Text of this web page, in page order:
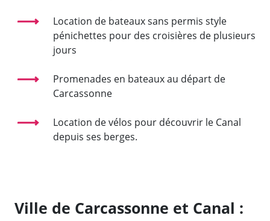
Location de bateaux sans permis style
pénichettes pour des croisières de plusieurs
jours
Promenades en bateaux au départ de
Carcassonne
Location de vélos pour découvrir le Canal
depuis ses berges.
Ville de Carcassonne et Canal :